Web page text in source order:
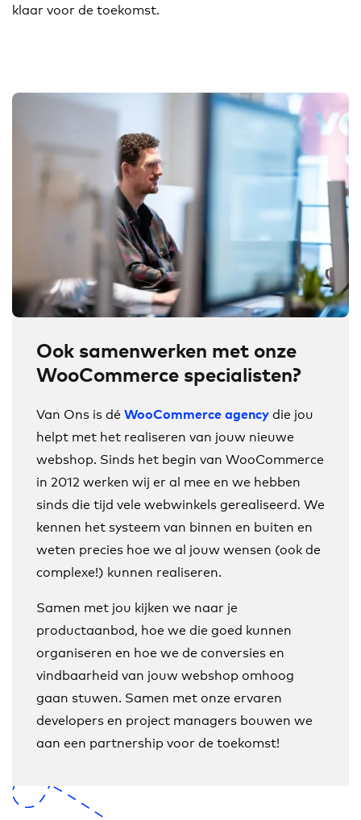
klaar voor de toekomst.
Ook samenwerken met onze
WooCommerce specialisten?
Van Ons is déWooCommerce agencydie jou
helpt met het realiseren van jouw nieuwe
webshop. Sinds het begin van WooCommerce
in 2012 werken wij er al mee en we hebben
sinds die tijd vele webwinkels gerealiseerd. We
kennen het systeem van binnen en buiten en
weten precies hoe we al jouw wensen (ook de
complexe!) kunnen realiseren.
Samen met jou kijken we naar je
productaanbod, hoe we die goed kunnen
organiseren en hoe we de conversies en
vindbaarheid van jouw webshop omhoog
gaan stuwen. Samen met onze ervaren
developers en project managers bouwen we
aan een partnership voor de toekomst!